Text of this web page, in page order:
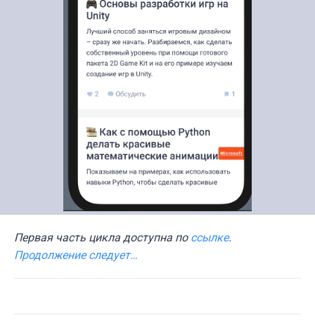
Первая часть цикла доступна по ссылке.
Продолжение следует…